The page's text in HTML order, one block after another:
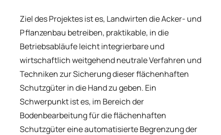
Ziel des Projektes ist es, Landwirten die Acker- und
Pflanzenbau betreiben, praktikable, in die
Betriebsabläufe leicht integrierbare und
wirtschaftlich weitgehend neutrale Verfahren und
Techniken zur Sicherung dieser flächenhaften
Schutzgüter in die Hand zu geben. Ein
Schwerpunkt ist es, im Bereich der
Bodenbearbeitung für die flächenhaften
Schutzgüter eine automatisierte Begrenzung der